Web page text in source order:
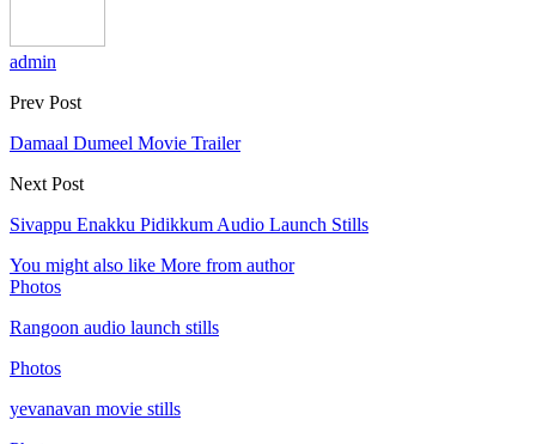
admin
Prev Post
Damaal Dumeel Movie Trailer
Next Post
Sivappu Enakku Pidikkum Audio Launch Stills
You might also like More from author
Photos
Rangoon audio launch stills
Photos
yevanavan movie stills